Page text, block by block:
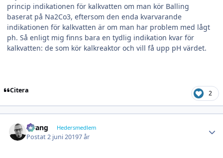
princip indikationen för kalkvatten om man kör Balling
baserat på Na2Co3, eftersom den enda kvarvarande
indikationen för kalkvatten är om man har problem med lågt
ph. Så enligt mig finns bara en tydlig indikation kvar för
kalkvatten: de som kör kalkreaktor och vill få upp pH värdet.
Citera 2
wrang Hedersmedlem
Postat2 juni 20197 år